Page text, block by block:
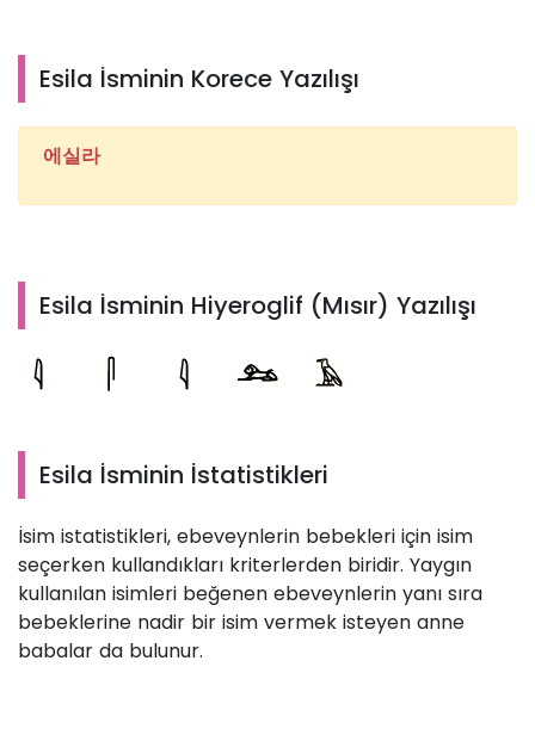
Esila İsminin Korece Yazılışı
에실라
Esila İsminin Hiyeroglif (Mısır) Yazılışı
Esila İsminin İstatistikleri
İsim istatistikleri, ebeveynlerin bebekleri için isim
seçerken kullandıkları kriterlerden biridir. Yaygın
kullanılan isimleri beğenen ebeveynlerin yanı sıra
bebeklerine nadir bir isim vermek isteyen anne
babalar da bulunur.